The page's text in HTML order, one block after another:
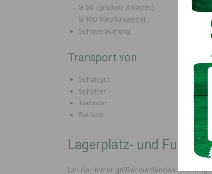
G 50 (größere Anlagen)
G 100 (Großanlagen)
Schneeräumung
Transport von
Schüttgut
Schotter
Tieflader
Bauholz
Lagerplatz- und
Um der immer größer werdenden